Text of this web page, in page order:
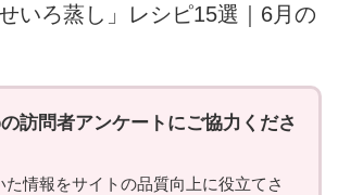
いろ蒸し」レシピ15選｜6月の